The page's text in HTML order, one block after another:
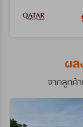
ผล
จากลูกค้า